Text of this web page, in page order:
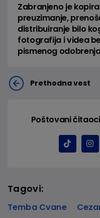
Zabranjeno je
preuzimanje,
distribuiranje bilo
fotografija i videa
pismenog
Prethodna vest
Poštovani
Tagovi:
Temba Cvane